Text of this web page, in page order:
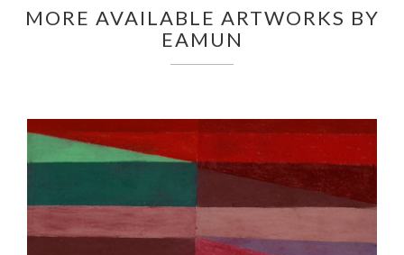
MORE AVAILABLE ARTWORKS BY
EAMUN